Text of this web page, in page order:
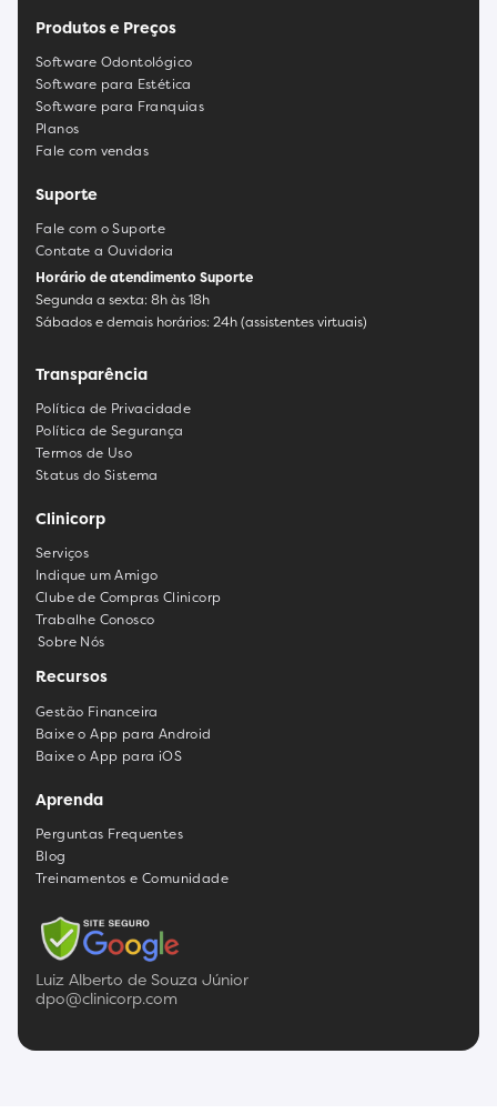
Produtos e Preços
Software Odontológico
Software para Estética
Software para Franquias
Planos
Fale com vendas
Suporte
Fale com o Suporte
Contate a Ouvidoria
Horário de atendimento Suporte
Segunda a sexta: 8h às 18h
Sábados e demais horários: 24h (assistentes virtuais)
Transparência
Política de Privacidade
Política de Segurança
Termos de Uso
Status do Sistema
Clinicorp
Serviços
Indique um Amigo
Clube de Compras Clinicorp
Trabalhe Conosco
Sobre Nós
Recursos
Gestão Financeira
Baixe o App para Android
Baixe o App para iOS
Aprenda
Perguntas Frequentes
Blog
Treinamentos e Comunidade
Luiz Alberto de Souza Júnior
dpo@clinicorp.com